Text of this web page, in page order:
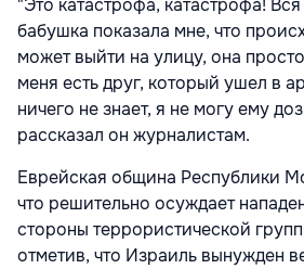
"Это катастрофа, катастрофа!
бабушка показала мне, что
может выйти на улицу, она
меня есть друг, который ушел в
ничего не знает, я не могу ему
рассказал он журналистам.
Еврейская община Республики
что решительно осуждает
стороны террористической
отметив, что Израиль вынужден